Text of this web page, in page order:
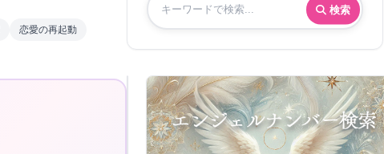
恋愛の再起動
検索